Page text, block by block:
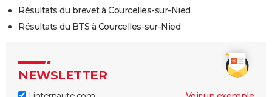
Résultats du brevet à Courcelles-sur-Nied
Résultats du BTS à Courcelles-sur-Nied
NEWSLETTER